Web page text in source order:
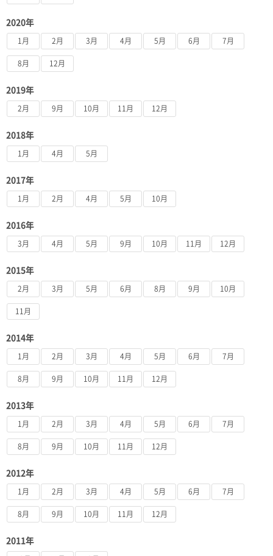
2020年
1月 2月 3月 4月 5月 6月 7月
8月 12月
2019年
2月 9月 10月 11月 12月
2018年
1月 4月 5月
2017年
1月 2月 4月 5月 10月
2016年
3月 4月 5月 9月 10月 11月 12月
2015年
2月 3月 5月 6月 8月 9月 10月
11月
2014年
1月 2月 3月 4月 5月 6月 7月
8月 9月 10月 11月 12月
2013年
1月 2月 3月 4月 5月 6月 7月
8月 9月 10月 11月 12月
2012年
1月 2月 3月 4月 5月 6月 7月
8月 9月 10月 11月 12月
2011年